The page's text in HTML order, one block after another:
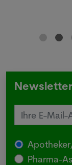
Newsletter
Pharma-